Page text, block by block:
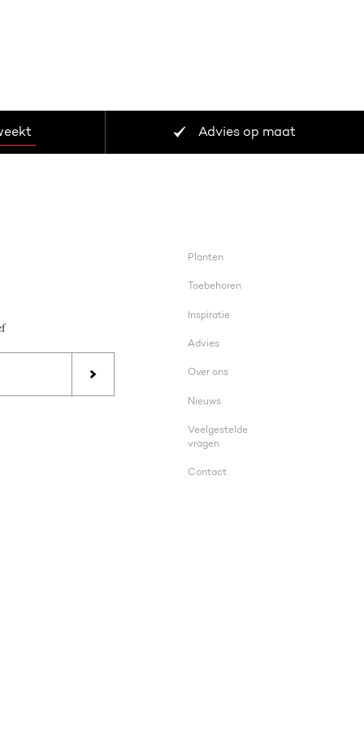
Advies op maat
Planten
Toebehoren
Inspiratie
Advies
Over ons
Nieuws
Veelgestelde
vragen
Contact